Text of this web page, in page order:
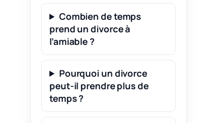
Combien de temps
prend un divorce à
l’amiable ?
Pourquoi un divorce
peut-il prendre plus de
temps ?